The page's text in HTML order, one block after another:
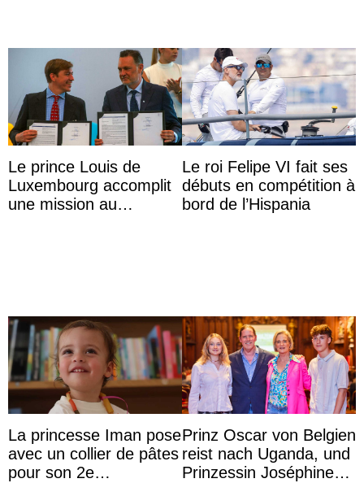
Le prince Louis de
Luxembourg accomplit
une mission au
Le roi Felipe VI fait ses
débuts en compétition à
bord de l’Hispania
La princesse Iman pose
avec un collier de pâtes
pour son 2e
Prinz Oscar von Belgien
reist nach Uganda, und
Prinzessin Joséphine